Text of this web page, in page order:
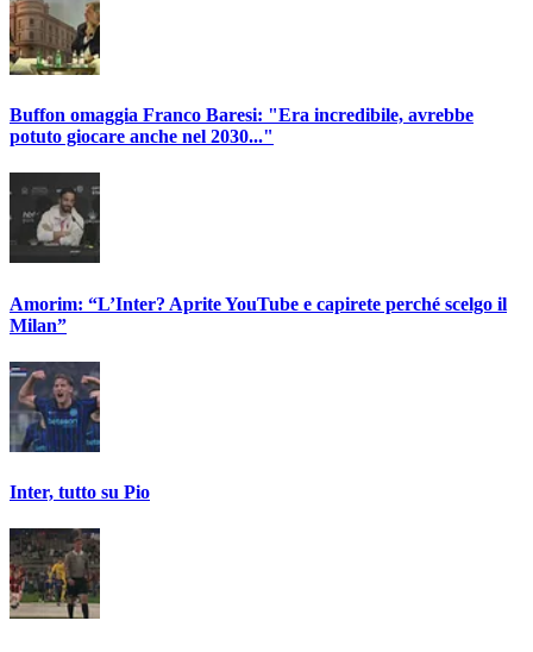
Buffon omaggia Franco Baresi: "Era incredibile, avrebbe
potuto giocare anche nel 2030..."
Amorim: “L’Inter? Aprite YouTube e capirete perché scelgo il
Milan”
Inter, tutto su Pio